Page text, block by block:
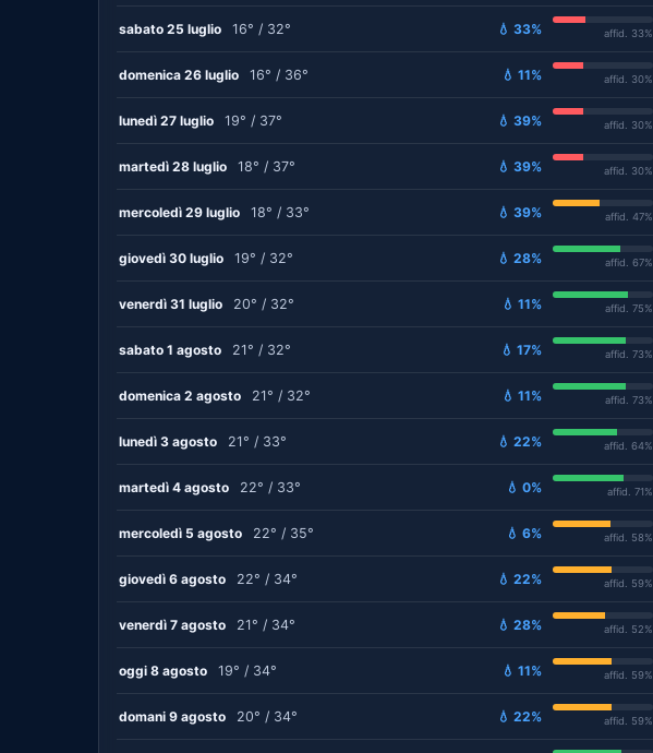
sabato 25 luglio 16° / 32° 💧 33% affid. 33%
domenica 26 luglio 16° / 36° 💧 11% affid. 30%
lunedì 27 luglio 19° / 37° 💧 39% affid. 30%
martedì 28 luglio 18° / 37° 💧 39% affid. 30%
mercoledì 29 luglio 18° / 33° 💧 39% affid. 47%
giovedì 30 luglio 19° / 32° 💧 28% affid. 67%
venerdì 31 luglio 20° / 32° 💧 11% affid. 75%
sabato 1 agosto 21° / 32° 💧 17% affid. 73%
domenica 2 agosto 21° / 32° 💧 11% affid. 73%
lunedì 3 agosto 21° / 33° 💧 22% affid. 64%
martedì 4 agosto 22° / 33° 💧 0% affid. 71%
mercoledì 5 agosto 22° / 35° 💧 6% affid. 58%
giovedì 6 agosto 22° / 34° 💧 22% affid. 59%
venerdì 7 agosto 21° / 34° 💧 28% affid. 52%
oggi 8 agosto 19° / 34° 💧 11% affid. 59%
domani 9 agosto 20° / 34° 💧 22% affid. 59%